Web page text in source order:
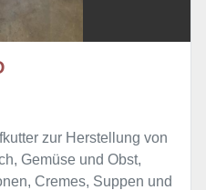
zur Herstellung von
Gemüse und Obst,
Cremes, Suppen und